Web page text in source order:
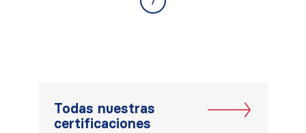
Todas nuestras
certificaciones